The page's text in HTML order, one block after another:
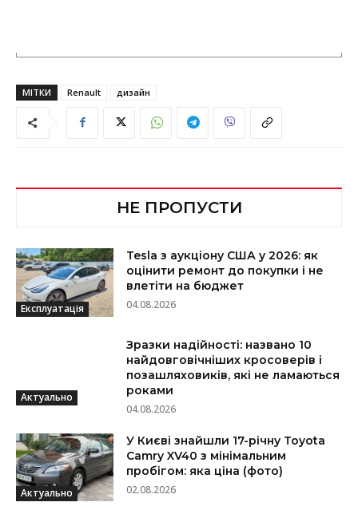
МІТКИ Renault дизайн
НЕ ПРОПУСТИ
Експлуатація
Tesla з аукціону США у 2026: як
оцінити ремонт до покупки і не
влетіти на бюджет
04.08.2026
Актуально
Зразки надійності: названо 10
найдовговічніших кросоверів і
позашляховиків, які не ламаються
роками
04.08.2026
Актуально
У Києві знайшли 17-річну Toyota
Camry XV40 з мінімальним
пробігом: яка ціна (фото)
02.08.2026